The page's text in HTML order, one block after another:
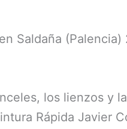
Saldaña (Palencia)
los lienzos y
Rápida Javier